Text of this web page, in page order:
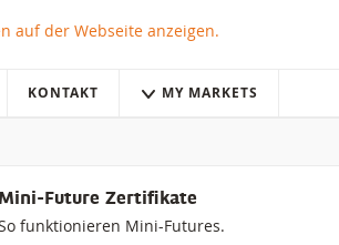
auf der Webseite anzeigen.
KONTAKT MY MARKETS
Mini-Future Zertifikate
funktionieren Mini-Futures.